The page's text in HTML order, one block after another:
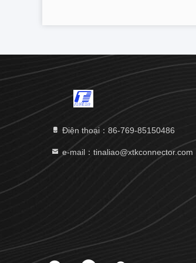
Điện thoại：86-769-85150486
e-mail：tinaliao@xtkconnector.com